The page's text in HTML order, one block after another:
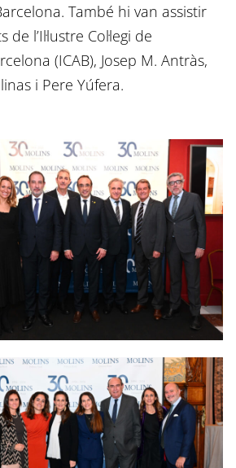
També hi van assistir
l’Il·lustre Col·legi de
(ICAB), Josep M. Antràs,
i Pere Yúfera.